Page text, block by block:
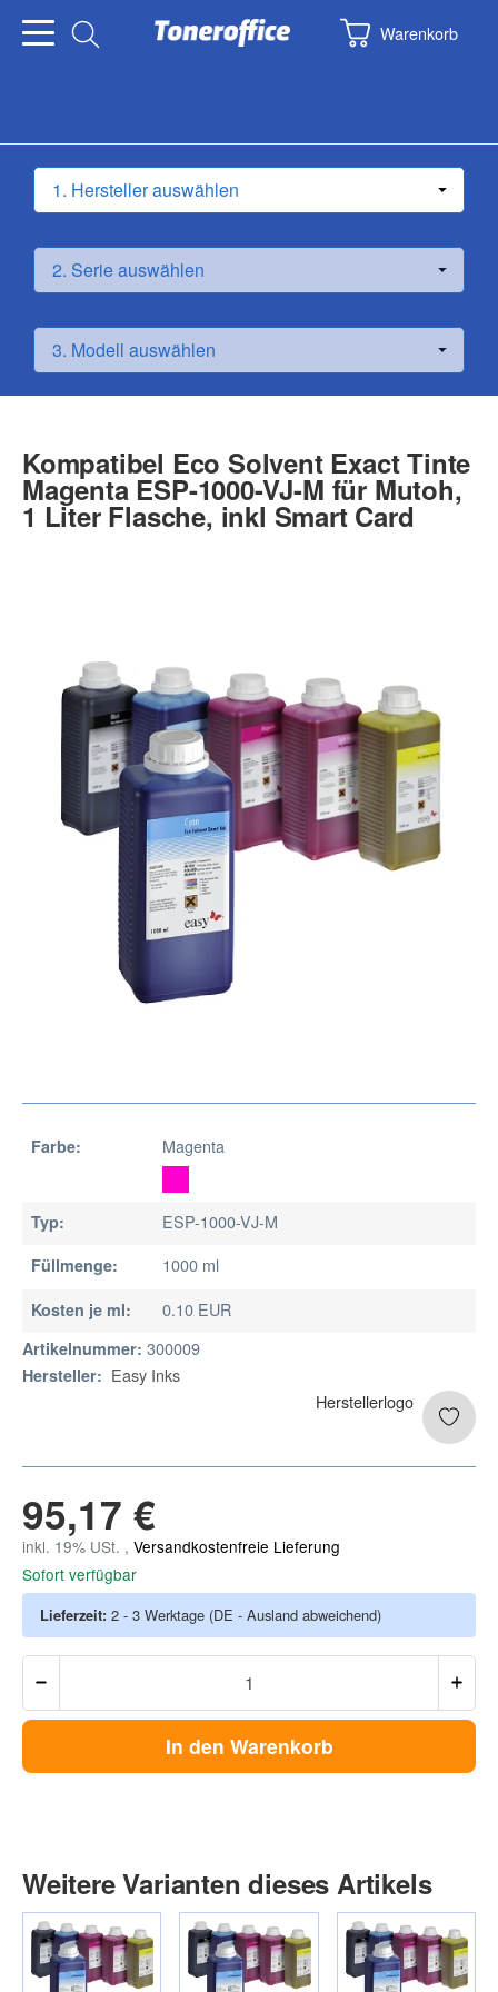
Warenkorb
Kompatibel Eco Solvent Exact Tinte
Magenta ESP-1000-VJ-M für Mutoh,
1 Liter Flasche, inkl Smart Card
Farbe: Magenta
Typ: ESP-1000-VJ-M
Füllmenge: 1000 ml
Kosten je ml: 0.10 EUR
Artikelnummer: 300009
Hersteller: Easy Inks
95,17 €
inkl. 19% USt. , Versandkostenfreie Lieferung
Sofort verfügbar
Lieferzeit: 2 - 3 Werktage (DE - Ausland abweichend)
In den Warenkorb
Weitere Varianten dieses Artikels